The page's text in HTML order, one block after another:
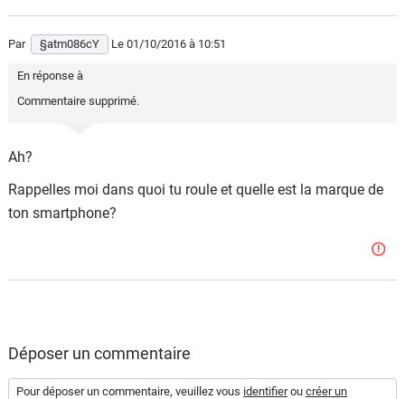
Par §atm086cY Le 01/10/2016 à 10:51
En réponse à
Commentaire supprimé.
Ah?
Rappelles moi dans quoi tu roule et quelle est la marque de
ton smartphone?
Déposer un commentaire
Pour déposer un commentaire, veuillez vous identifierou créer un